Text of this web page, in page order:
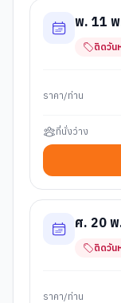
พ. 11
ติดวัน
ราคา/ท่าน
ที่นั่งว่าง
ศ. 20
ติดวัน
ราคา/ท่าน